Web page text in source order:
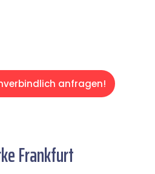
anfragen!
Frankfurt